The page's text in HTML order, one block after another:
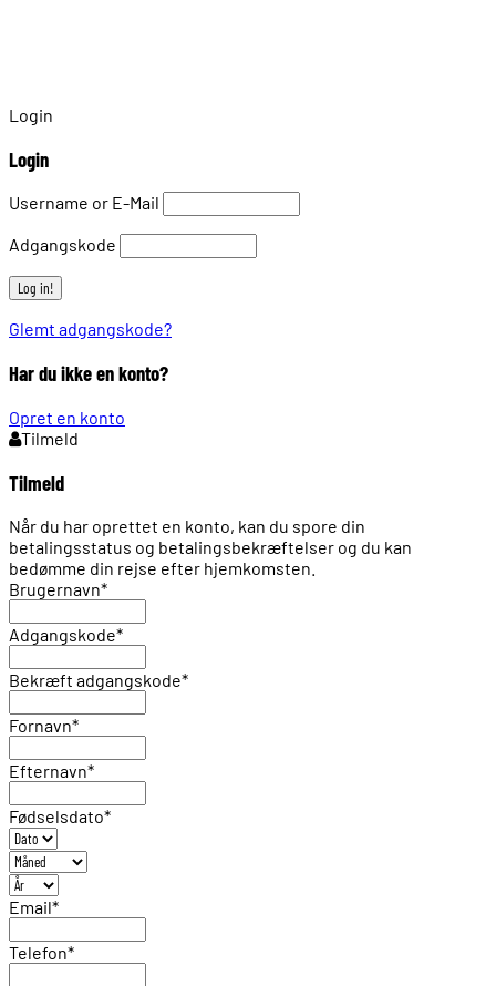
Login
Login
Username or E-Mail
Adgangskode
Glemt adgangskode?
Har du ikke en konto?
Opret en konto
Tilmeld
Tilmeld
Når du har oprettet en konto, kan du spore din
betalingsstatus og betalingsbekræftelser og du kan
bedømme din rejse efter hjemkomsten.
Brugernavn*
Adgangskode*
Bekræft adgangskode*
Fornavn*
Efternavn*
Fødselsdato*
Email*
Telefon*